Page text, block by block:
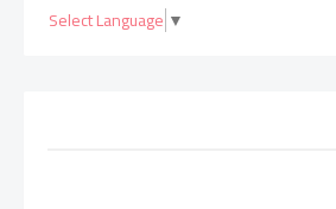
Select Language ▼